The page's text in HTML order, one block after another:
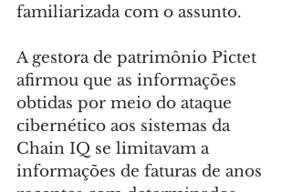
familiarizada com o assunto.
A gestora de patrimônio Pictet
afirmou que as informações
obtidas por meio do ataque
cibernético aos sistemas da
Chain IQ se limitavam a
informações de faturas de anos